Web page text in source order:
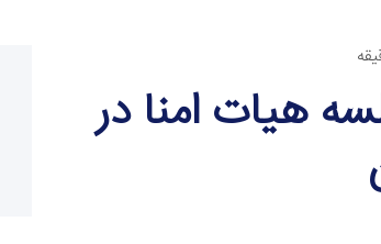
هیات امنا در